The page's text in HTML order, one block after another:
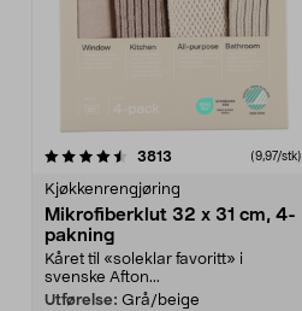
3813 anmeldelser(9,97/stk)
Kjøkkenrengjøring
Mikrofiberklut 32 x 31 cm, 4-
pakning
Kåret til «soleklar favoritt» i
svenske Afton...
Utførelse: Grå/beige
4.5av 5 stjerner